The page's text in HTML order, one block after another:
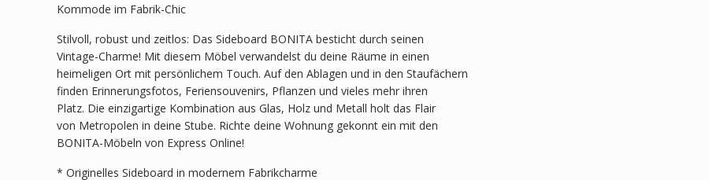
Kommode im Fabrik-Chic
Stilvoll, robust und zeitlos: Das Sideboard BONITA besticht durch seinen
Vintage-Charme! Mit diesem Möbel verwandelst du deine Räume in einen
heimeligen Ort mit persönlichem Touch. Auf den Ablagen und in den Staufächern
finden Erinnerungsfotos, Feriensouvenirs, Pflanzen und vieles mehr ihren
Platz. Die einzigartige Kombination aus Glas, Holz und Metall holt das Flair
von Metropolen in deine Stube. Richte deine Wohnung gekonnt ein mit den
BONITA-Möbeln von Express Online!
* Originelles Sideboard in modernem Fabrikcharme